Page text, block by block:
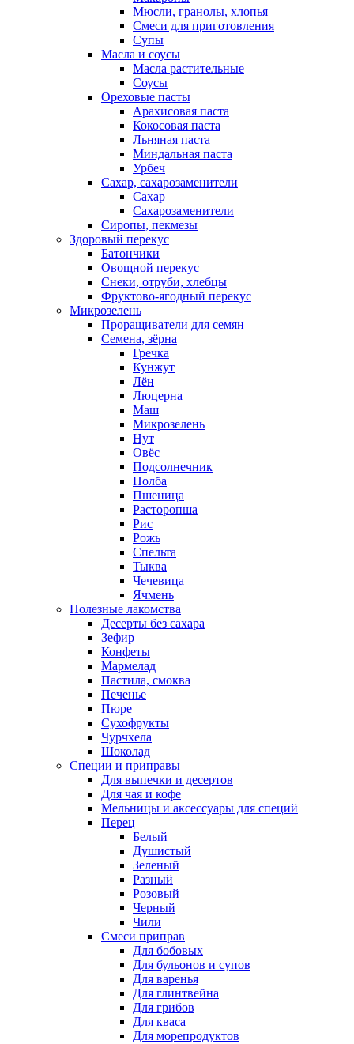
Мюсли, гранолы, хлопья
Смеси для приготовления
Супы
Масла и соусы
Масла растительные
Соусы
Ореховые пасты
Арахисовая паста
Кокосовая паста
Льняная паста
Миндальная паста
Урбеч
Сахар, сахарозаменители
Сахар
Сахарозаменители
Сиропы, пекмезы
Здоровый перекус
Батончики
Овощной перекус
Снеки, отруби, хлебцы
Фруктово-ягодный перекус
Микрозелень
Проращиватели для семян
Семена, зёрна
Гречка
Кунжут
Лён
Люцерна
Маш
Микрозелень
Нут
Овёс
Подсолнечник
Полба
Пшеница
Расторопша
Рис
Рожь
Спельта
Тыква
Чечевица
Ячмень
Полезные лакомства
Десерты без сахара
Зефир
Конфеты
Мармелад
Пастила, смоква
Печенье
Пюре
Сухофрукты
Чурчхела
Шоколад
Специи и приправы
Для выпечки и десертов
Для чая и кофе
Мельницы и аксессуары для специй
Перец
Белый
Душистый
Зеленый
Разный
Розовый
Черный
Чили
Смеси приправ
Для бобовых
Для бульонов и супов
Для варенья
Для глинтвейна
Для грибов
Для кваса
Для морепродуктов